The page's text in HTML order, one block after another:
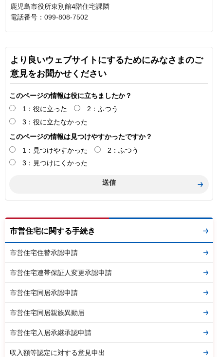
鹿児島市役所東別館4階住宅課隣
電話番号：099-808-7502
より良いウェブサイトにするためにみなさまのご
意見をお聞かせください
このページの情報は役に立ちましたか？
1：役に立った
2：ふつう
3：役に立たなかった
このページの情報は見つけやすかったですか？
1：見つけやすかった
2：ふつう
3：見つけにくかった
市営住宅に関する手続き
市営住宅住替承認申請
市営住宅連帯保証人変更承認申請
市営住宅同居承認申請
市営住宅同居親族異動届
市営住宅入居承継承認申請
収入額等認定に対する意見申出